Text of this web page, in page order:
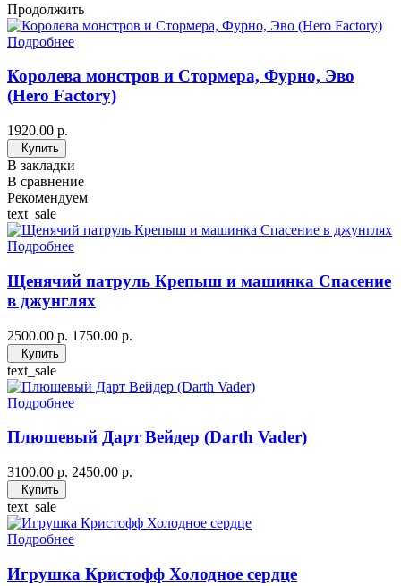
Продолжить
Подробнее
Королева монстров и Стормера, Фурно, Эво
(Hero Factory)
1920.00 р.
Купить
В закладки
В сравнение
Рекомендуем
text_sale
Подробнее
Щенячий патруль Крепыш и машинка Спасение
в джунглях
2500.00 р. 1750.00 р.
Купить
text_sale
Подробнее
Плюшевый Дарт Вейдер (Darth Vader)
3100.00 р. 2450.00 р.
Купить
text_sale
Подробнее
Игрушка Кристофф Холодное сердце